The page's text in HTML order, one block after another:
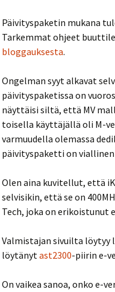
Päivityspaketin mukana
Tarkemmat ohjeet
bloggauksesta.
Ongelman syyt alkavat
päivityspaketissa on
näyttäisi siltä, että MV
toisella käyttäjällä oli M-
varmuudella olemassa
päivityspaketti on
Olen aina kuvitellut, että
selvisikin, että se on
Tech, joka on
Valmistajan sivuilta
löytänytast2300-piirin e-
On vaikea sanoa, onko e-